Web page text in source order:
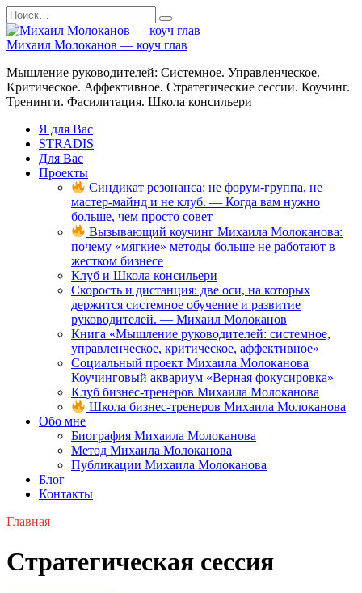
Перейти
к
содержанию
Search
for:
Михаил Молоканов — коуч глав
Мышление руководителей: Системное. Управленческое.
Критическое. Аффективное. Стратегические сессии. Коучинг.
Тренинги. Фасилитация. Школа консильери
Я для Вас
STRADIS
Для Вас
Проекты
Синдикат резонанса: не форум-группа, не
мастер-майнд и не клуб. — Когда вам нужно
больше, чем просто совет
Вызывающий коучинг Михаила Молоканова:
почему «мягкие» методы больше не работают в
жестком бизнесе
Клуб и Школа консильери
Скорость и дистанция: две оси, на которых
держится системное обучение и развитие
руководителей. — Михаил Молоканов
Книга «Мышление руководителей: системное,
управленческое, критическое, аффективное»
Социальный проект Михаила Молоканова
Коучинговый аквариум «Верная фокусировка»
Клуб бизнес-тренеров Михаила Молоканова
Школа бизнес-тренеров Михаила Молоканова
Обо мне
Биография Михаила Молоканова
Метод Михаила Молоканова
Публикации Михаила Молоканова
Блог
Контакты
Главная
Стратегическая сессия